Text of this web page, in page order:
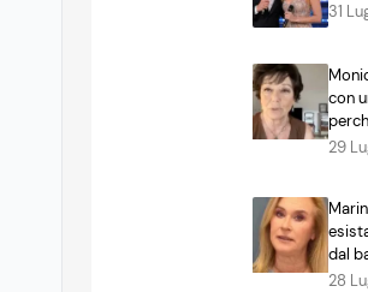
31
con
29
dal
28